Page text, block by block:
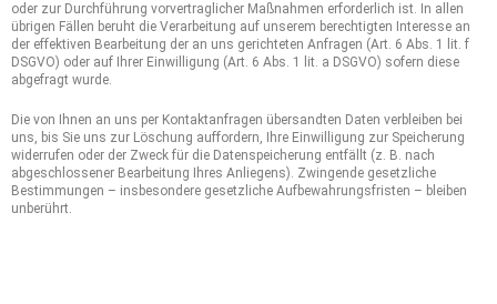
oder zur Durchführung vorvertraglicher Maßnahmen erforderlich ist. In allen
übrigen Fällen beruht die Verarbeitung auf unserem berechtigten Interesse an
der effektiven Bearbeitung der an uns gerichteten Anfragen (Art. 6 Abs. 1 lit. f
DSGVO) oder auf Ihrer Einwilligung (Art. 6 Abs. 1 lit. a DSGVO) sofern diese
abgefragt wurde.
Die von Ihnen an uns per Kontaktanfragen übersandten Daten verbleiben bei
uns, bis Sie uns zur Löschung auffordern, Ihre Einwilligung zur Speicherung
widerrufen oder der Zweck für die Datenspeicherung entfällt (z. B. nach
abgeschlossener Bearbeitung Ihres Anliegens). Zwingende gesetzliche
Bestimmungen – insbesondere gesetzliche Aufbewahrungsfristen – bleiben
unberührt.